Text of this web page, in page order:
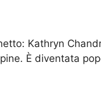
Kathryn
È diventata